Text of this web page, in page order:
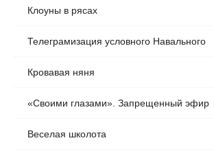
Клоуны в рясах
Телеграмизация условного Навального
Кровавая няня
«Своими глазами». Запрещенный эфир
Веселая школота